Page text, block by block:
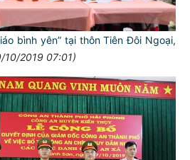
bình yên” tại thôn Tiên Đôi Ngoại,
10/2019 07:01)